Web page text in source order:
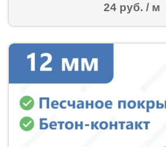
24 руб. / м